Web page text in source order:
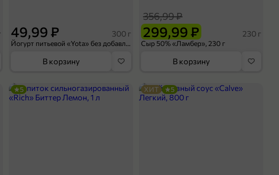
49,99 ₽ 300 г
Йогурт питьевой «Yota» без добавления сахара, 300 г
В корзину
299,99 ₽
356,99 ₽
230 г
Сыр 50% «Ламбер», 230 г
В корзину
5 ХИТ 5